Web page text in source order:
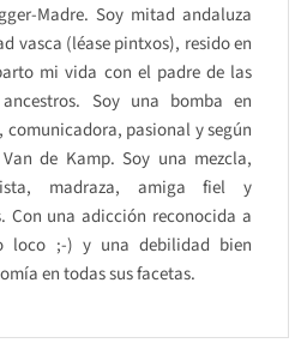
Madre. Soy mitad andaluza
vasca (léase pintxos), resido en
mi vida con el padre de las
Soy una bomba en
pasional y según
de Kamp. Soy una mezcla,
madraza, amiga fiel y
Con una adicción reconocida a
loco ;-) y una debilidad bien
en todas sus facetas.